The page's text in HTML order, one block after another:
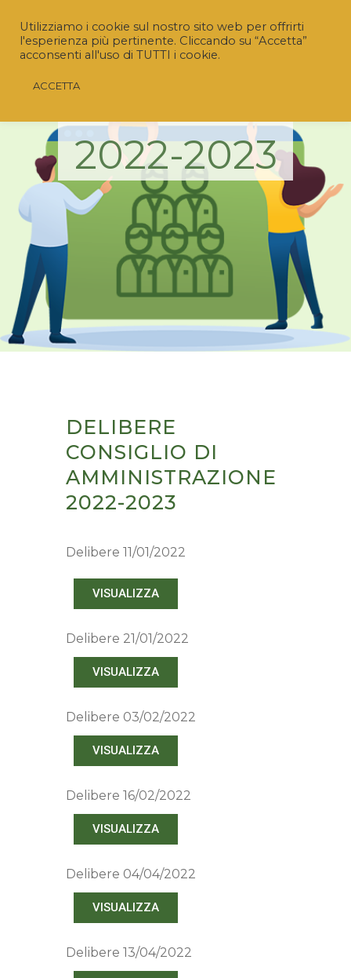
DELIBERE
2022-2023
DELIBERE
CONSIGLIO DI
AMMINISTRAZIONE
2022-2023
Delibere 11/01/2022
VISUALIZZA
Delibere 21/01/2022
VISUALIZZA
Delibere 03/02/2022
VISUALIZZA
Delibere 16/02/2022
VISUALIZZA
Delibere 04/04/2022
VISUALIZZA
Delibere 13/04/2022
Utilizziamo i cookie sul nostro sito web per offrirti
l'esperienza più pertinente. Cliccando su “Accetta”
acconsenti all'uso di TUTTI i cookie.
ACCETTA
Riaperto il Bando “SRD04 – Investimenti non
produttivi agricoli con finalità ambientale”
Nuovo termine: 20 luglio 2026 ore 16.00